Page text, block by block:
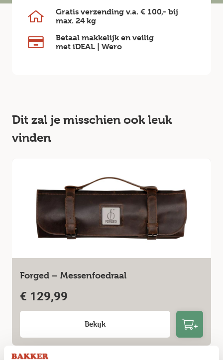
Gratis verzending v.a. € 100,- bij
max. 24 kg
Betaal makkelijk en veilig
met iDEAL | Wero
Dit zal je misschien ook leuk
vinden
Forged – Messenfoedraal
€ 129,99
Bekijk